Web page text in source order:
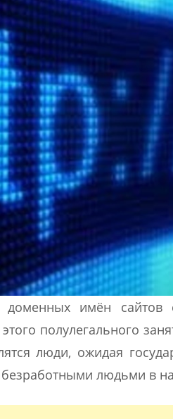
доменных имён
полулегального
люди, ожидая
людьми в